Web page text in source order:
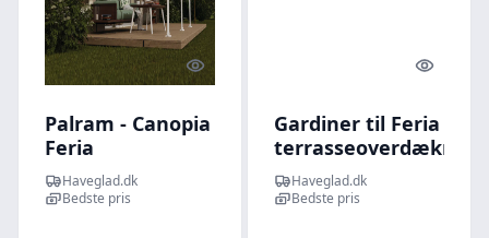
Quick look
Palram - Canopia
Feria
terrasseoverdækning
sampak 18,1 m2, hvid
Haveglad.dk
Bedste pris
Quick
Gardiner til Feria
terrasseoverdækning
9 m2 (3x3,05 m)
Haveglad.dk
Bedste pris